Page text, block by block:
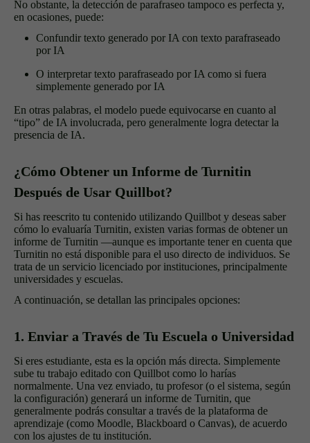
No obstante, la detección de parafraseo tampoco es perfecta y,
en ocasiones, puede:
Confundir texto generado por IA con texto parafraseado
por IA
O interpretar texto parafraseado por IA como si fuera
simplemente generado por IA
En otras palabras, el modelo puede equivocarse en cuanto al
“tipo” de IA involucrada, pero generalmente logra detectar la
presencia de IA.
¿Cómo Obtener un Informe de Turnitin
Después de Usar Quillbot?
Si has reescrito tu contenido utilizando Quillbot y deseas saber
cómo lo evaluaría Turnitin, existen varias formas de obtener un
informe de Turnitin —aunque es importante tener en cuenta que
Turnitin no está disponible para el uso directo de individuos. Se
trata de un servicio licenciado por instituciones, principalmente
universidades y escuelas.
A continuación, se detallan las principales opciones:
1. Enviar a Través de Tu Escuela o Universidad
Si eres estudiante, esta es la opción más directa. Simplemente
sube tu trabajo editado con Quillbot como lo harías
normalmente. Una vez enviado, tu profesor (o el sistema, según
la configuración) generará un informe de Turnitin, que
generalmente podrás consultar a través de la plataforma de
aprendizaje (como Moodle, Blackboard o Canvas), de acuerdo
con los ajustes de tu institución.